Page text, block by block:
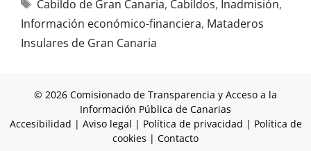
Cabildo de Gran Canaria, Cabildos, Inadmisión,
Información económico-financiera, Mataderos
Insulares de Gran Canaria
© 2026 Comisionado de Transparencia y Acceso a la
Información Pública de Canarias
Accesibilidad | Aviso legal | Política de privacidad | Política de
cookies | Contacto